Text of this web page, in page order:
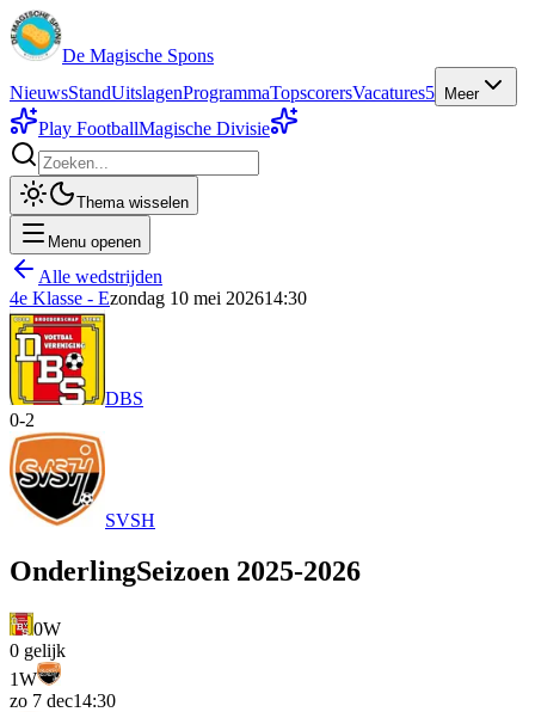
De Magische Spons
NieuwsStandUitslagenProgrammaTopscorersVacatures5 Meer
Play FootballMagische Divisie
Thema wisselen
Menu openen
Alle wedstrijden
4e Klasse - Ezondag 10 mei 202614:30
DBS
0-2
SVSH
OnderlingSeizoen 2025-2026
0W
0 gelijk
1W
zo 7 dec14:30